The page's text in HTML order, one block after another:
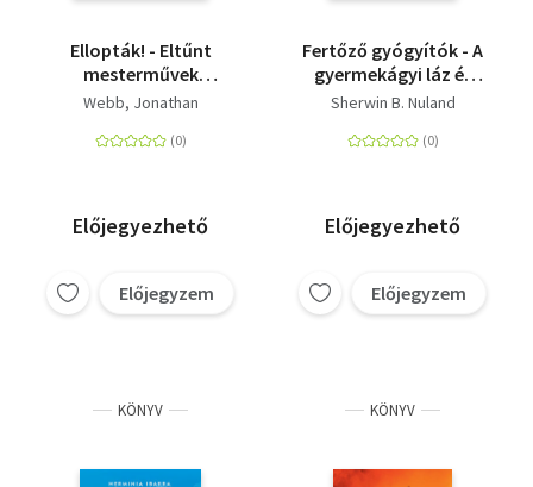
Ellopták! - Eltűnt
mesterművek
galériája
Webb, Jonathan
Előjegyezhető
Előjegyzem
Fertőző gyógyítók - A
gyermekágyi láz és
Semmelweis különös
Sherwin B. Nuland
Előjegyezhető
Előjegyzem
KÖNYV KÖNYV